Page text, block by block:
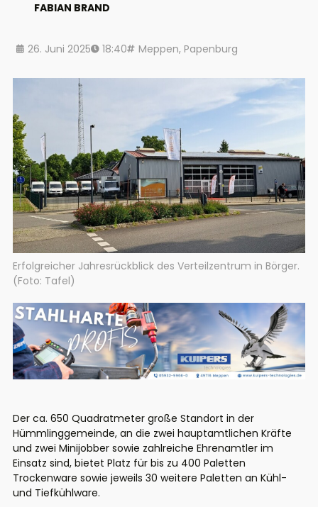
FABIAN BRAND
26. Juni 2025 18:40 Meppen, Papenburg
Erfolgreicher Jahresrückblick des Verteilzentrum in Börger.
(Foto: Tafel)
Der ca. 650 Quadratmeter große Standort in der
Hümmlinggemeinde, an die zwei hauptamtlichen Kräfte
und zwei Minijobber sowie zahlreiche Ehrenamtler im
Einsatz sind, bietet Platz für bis zu 400 Paletten
Trockenware sowie jeweils 30 weitere Paletten an Kühl-
und Tiefkühlware.